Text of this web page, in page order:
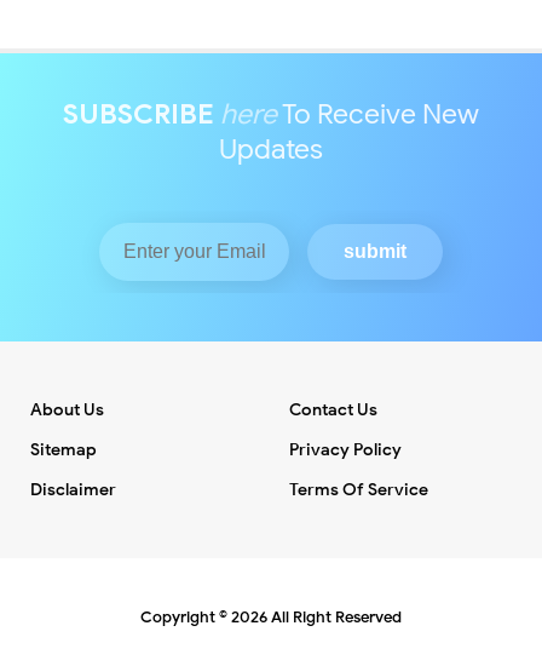
SUBSCRIBE hereTo Receive New
Updates
About Us
Contact Us
Sitemap
Privacy Policy
Disclaimer
Terms Of Service
Copyright ©2026All Right Reserved